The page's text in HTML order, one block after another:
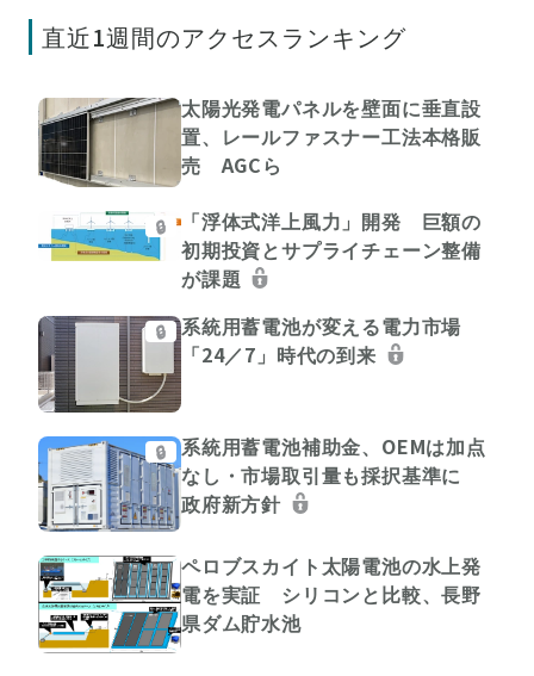
直近1週間のアクセスランキング
太陽光発電パネルを壁面に垂直設
置、レールファスナー工法本格販
売 AGCら
🔒
「浮体式洋上風力」開発 巨額の
初期投資とサプライチェーン整備
が課題
🔒
系統用蓄電池が変える電力市場
「24／7」時代の到来
🔒
系統用蓄電池補助金、OEMは加点
なし・市場取引量も採択基準に
政府新方針
ペロブスカイト太陽電池の水上発
電を実証 シリコンと比較、長野
県ダム貯水池